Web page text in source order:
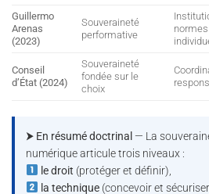
Guillermo
Arenas
(2023)
Souveraineté
performative
normes
Conseil
d’État (2024)
Souveraineté
fondée sur le
choix
⮞ En résumé doctrinal — La
numérique articule trois niveaux :
le droit (protéger et définir),
la technique (concevoir et